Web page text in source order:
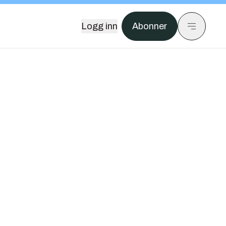
Logg inn Abonner